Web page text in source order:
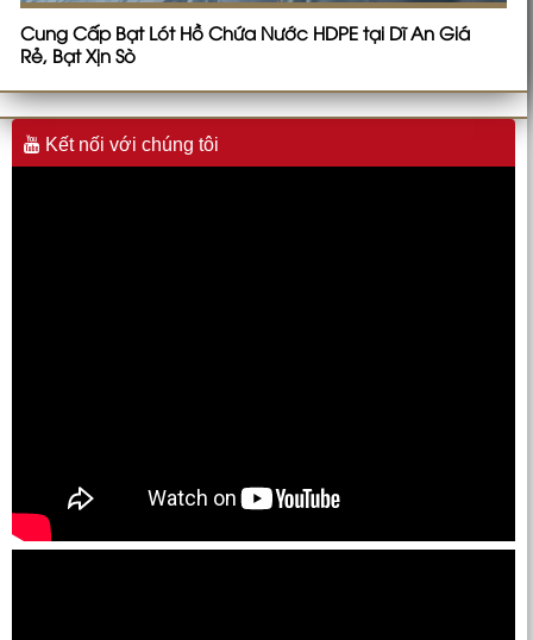
Cung Cấp Bạt Lót Hồ Chứa Nước HDPE tại Dĩ An Giá
Rẻ, Bạt Xịn Sò
Kết nối với chúng tôi